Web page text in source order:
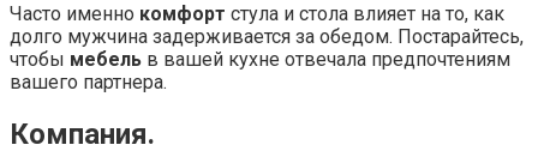
Часто именно комфорт стула и стола влияет на то, как
долго мужчина задерживается за обедом. Постарайтесь,
чтобы мебель в вашей кухне отвечала предпочтениям
вашего партнера.
Компания.